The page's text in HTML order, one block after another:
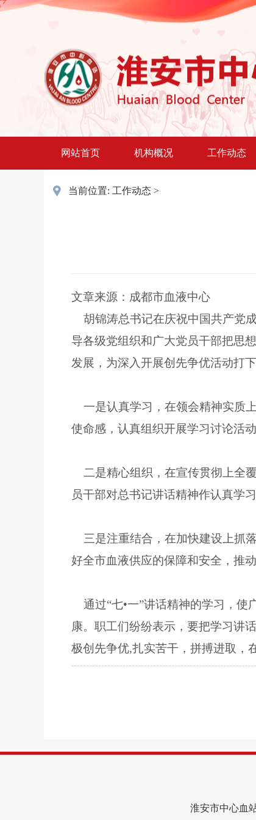
网站首页 机构概况 工作动态
当前位置: 工作动态 >
文章来源：成都市血液中心
胡锦涛总书记在庆祝中国共产党
导各级党组织和广大党员干部把思
发展，为深入开展创先争优活动打
一是认真学习，在领会精神实质
使命感，认真组织开展学习讨论活
二是精心组织，在宣传贯彻上全
员干部对总书记讲话精神作认真学
三是注重结合，在加快建设上抓
好全市血液供应的保障和安全，推
通过“七•一”讲话精神的学习，使
康。职工们纷纷表示，要把学习讲
极创先争优,扎实苦干，拼搏进取，
淮安市中心血